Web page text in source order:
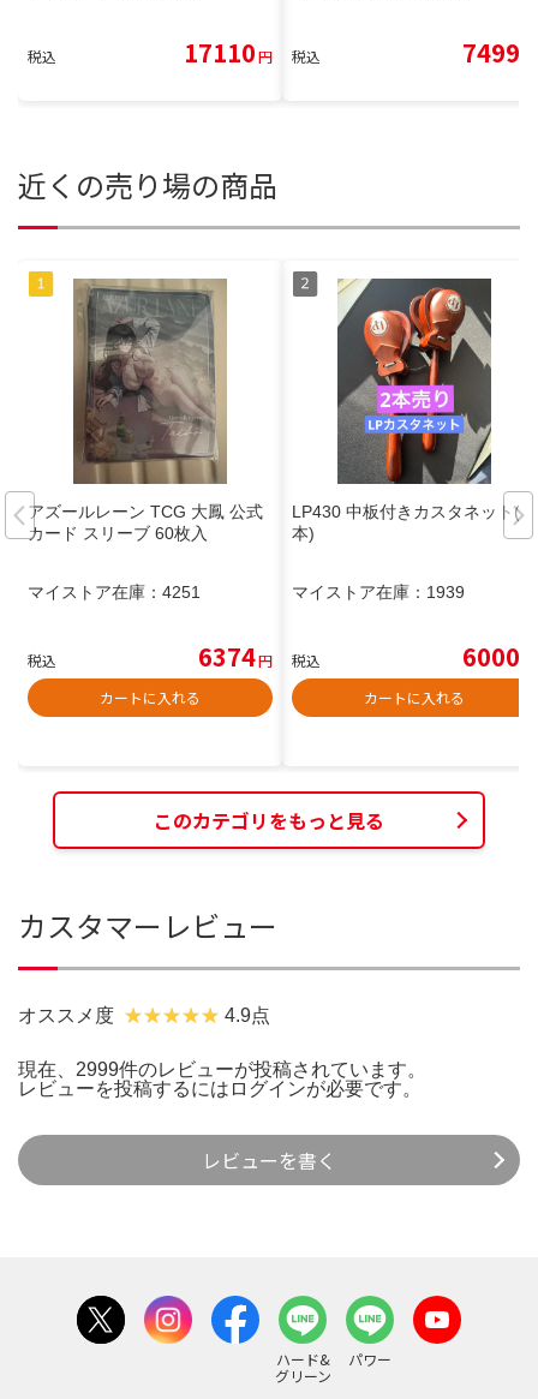
税込 17110円 税込 7499
近くの売り場の商品
アズールレーン TCG 大鳳 公式
カード スリーブ 60枚入
マイストア在庫： 4251
税込 6374円
カートに入れる
LP430 中板付きカスタネット(2
本)
マイストア在庫： 1939
税込 6000
カートに入れる
このカテゴリをもっと見る
カスタマーレビュー
オススメ度 4.9点
現在、2999件のレビューが投稿されています。
レビューを投稿するには ログインが必要です。
レビューを書く
ハード&
グリーン
パワー